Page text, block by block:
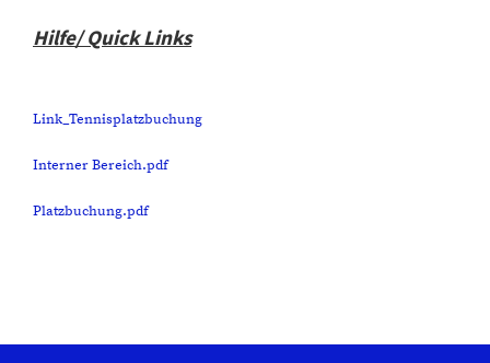
Hilfe/ Quick Links
Link_Tennisplatzbuchung
Interner Bereich.pdf
Platzbuchung.pdf